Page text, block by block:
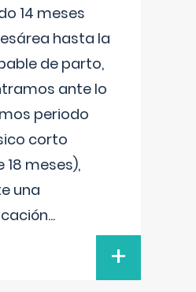
14 meses
hasta la
de parto,
ante lo
periodo
corto
18 meses),
una
...
+